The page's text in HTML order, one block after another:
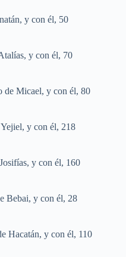
y con él, 50
y con él, 70
de Micael, y con él, 80
y con él, 218
y con él, 160
Bebai, y con él, 28
Hacatán, y con él, 110